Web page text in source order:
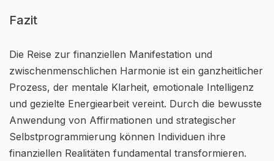
Fazit
Die Reise zur finanziellen Manifestation und
zwischenmenschlichen Harmonie ist ein ganzheitlicher
Prozess, der mentale Klarheit, emotionale Intelligenz
und gezielte Energiearbeit vereint. Durch die bewusste
Anwendung von Affirmationen und strategischer
Selbstprogrammierung können Individuen ihre
finanziellen Realitäten fundamental transformieren.